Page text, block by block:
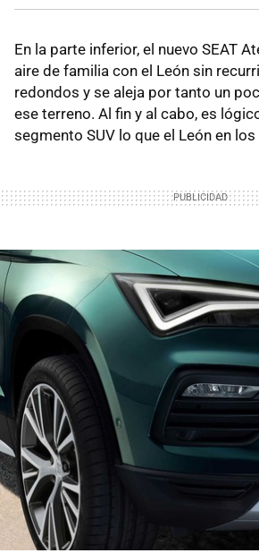
En la parte inferior, el nuevo SEAT
aire de familia con el León sin
redondos y se aleja por tanto un
ese terreno. Al fin y al cabo, es
segmento SUV lo que el León en